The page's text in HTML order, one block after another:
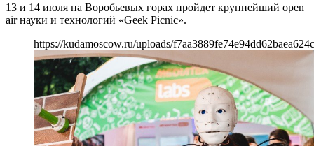
13 и 14 июля на Воробьевых горах пройдет крупнейший open
air науки и технологий «Geek Picnic».
https://kudamoscow.ru/uploads/